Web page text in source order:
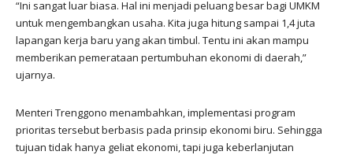
“Ini sangat luar biasa. Hal ini menjadi peluang besar bagi UMKM
untuk mengembangkan usaha. Kita juga hitung sampai 1,4 juta
lapangan kerja baru yang akan timbul. Tentu ini akan mampu
memberikan pemerataan pertumbuhan ekonomi di daerah,”
ujarnya.
Menteri Trenggono menambahkan, implementasi program
prioritas tersebut berbasis pada prinsip ekonomi biru. Sehingga
tujuan tidak hanya geliat ekonomi, tapi juga keberlanjutan